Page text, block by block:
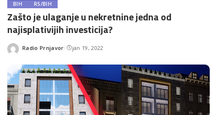
BIH RS/BIH
Zašto je ulaganje u nekretnine jedna od
najisplativijih investicija?
Posted
Radio Prnjavor jan 19, 2022